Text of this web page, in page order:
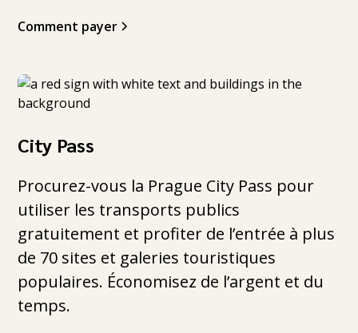
Comment payer
City Pass
Procurez-vous la Prague City Pass pour
utiliser les transports publics
gratuitement et profiter de l’entrée à plus
de 70 sites et galeries touristiques
populaires. Économisez de l’argent et du
temps.